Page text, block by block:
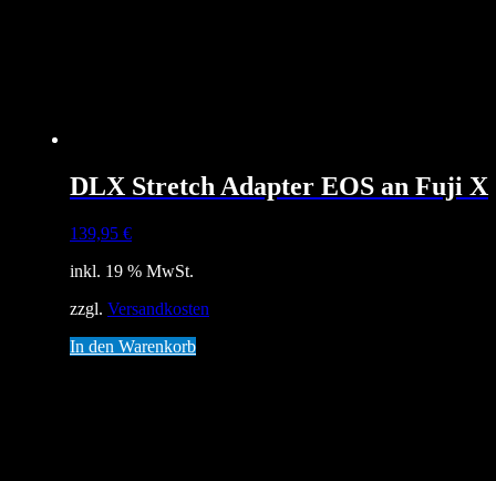
DLX Stretch Adapter EOS an Fuji X
139,95 €
inkl. 19 % MwSt.
zzgl. Versandkosten
In den Warenkorb